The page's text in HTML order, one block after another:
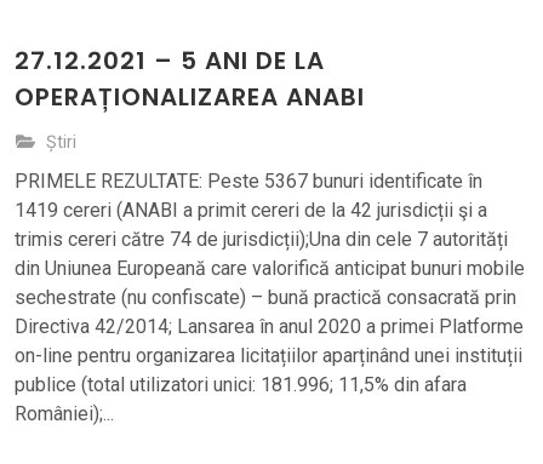
27.12.2021 – 5 ANI DE LA
OPERAȚIONALIZAREA ANABI
Știri
PRIMELE REZULTATE: Peste 5367 bunuri identificate în
1419 cereri (ANABI a primit cereri de la 42 jurisdicții şi a
trimis cereri către 74 de jurisdicții);Una din cele 7 autorități
din Uniunea Europeană care valorifică anticipat bunuri mobile
sechestrate (nu confiscate) – bună practică consacrată prin
Directiva 42/2014; Lansarea în anul 2020 a primei Platforme
on-line pentru organizarea licitațiilor aparținând unei instituții
publice (total utilizatori unici: 181.996; 11,5% din afara
României);...